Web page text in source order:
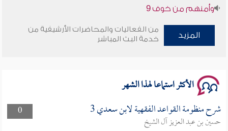
المزيد
من الفعاليات والمحاضرات الأرشيفية من
خدمة البث المباشر
الأكثر استماعا لهذا الشهر
0 شرح منظومة القواعد الفقهية لابن سعدي 3
حسين بن عبد العزيز آل الشيخ